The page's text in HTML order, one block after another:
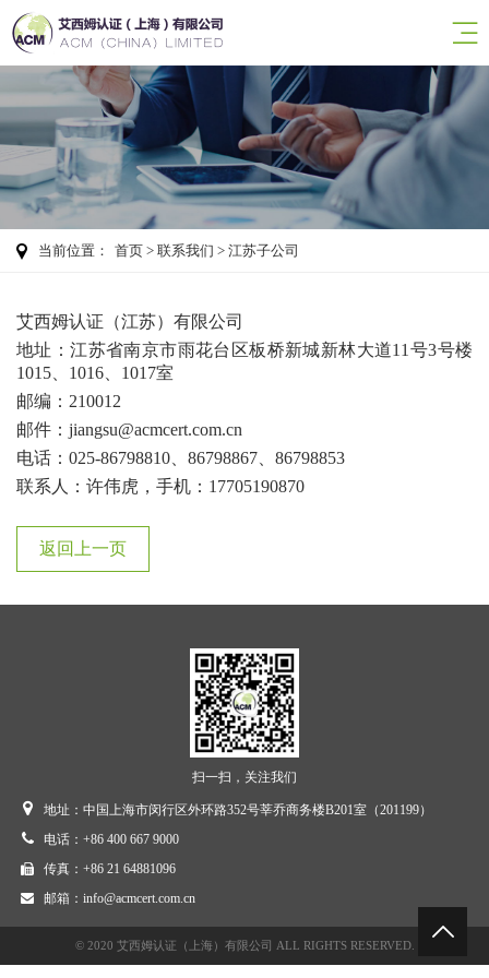
当前位置： 首页 > 联系我们 > 江苏子公司
艾西姆认证（江苏）有限公司
地址：江苏省南京市雨花台区板桥新城新林大道11号3号楼
1015、1016、1017室
邮编：210012
邮件： jiangsu@acmcert.com.cn
电话：025-86798810、86798867、86798853
联系人：许伟虎，手机：17705190870
返回上一页
扫一扫，关注我们
地址：中国上海市闵行区外环路352号莘乔商务楼B201室（201199）
电话：+86 400 667 9000
传真：+86 21 64881096
邮箱：info@acmcert.com.cn
© 2020 艾西姆认证（上海）有限公司 ALL RIGHTS RESERVED.